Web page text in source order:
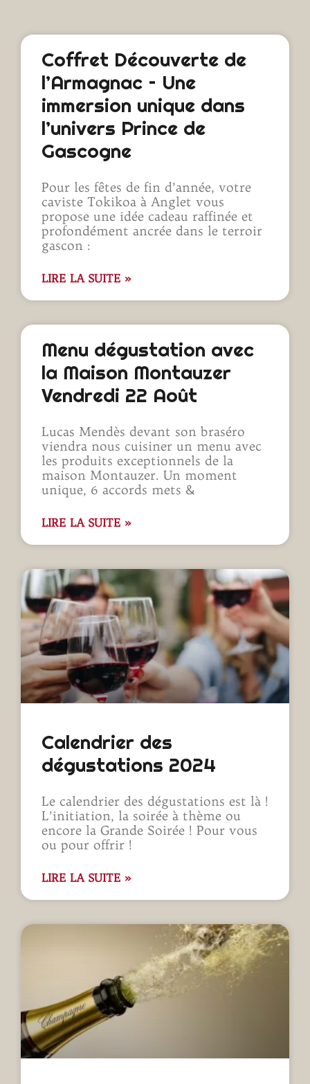
Coffret Découverte de
l’Armagnac – Une
immersion unique dans
l’univers Prince de
Gascogne
Pour les fêtes de fin d’année, votre
caviste Tokikoa à Anglet vous
propose une idée cadeau raffinée et
profondément ancrée dans le terroir
gascon :
LIRE LA SUITE »
Menu dégustation avec
la Maison Montauzer
Vendredi 22 Août
Lucas Mendès devant son braséro
viendra nous cuisiner un menu avec
les produits exceptionnels de la
maison Montauzer. Un moment
unique, 6 accords mets &
LIRE LA SUITE »
Calendrier des
dégustations 2024
Le calendrier des dégustations est là !
L’initiation, la soirée à thème ou
encore la Grande Soirée ! Pour vous
ou pour offrir !
LIRE LA SUITE »